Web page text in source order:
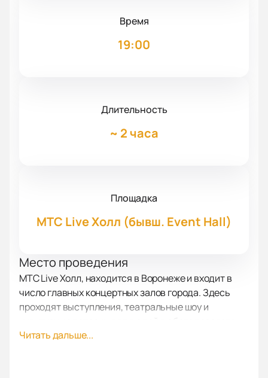
Время
19:00
Длительность
~ 2 часа
Площадка
МТС Live Холл (бывш. Event Hall)
Место проведения
МТС Live Холл, находится в Воронеже и входит в
число главных концертных залов города. Здесь
проходят выступления, театральные шоу и
Просторное помещение радует гостей отличным
Читать дальше...